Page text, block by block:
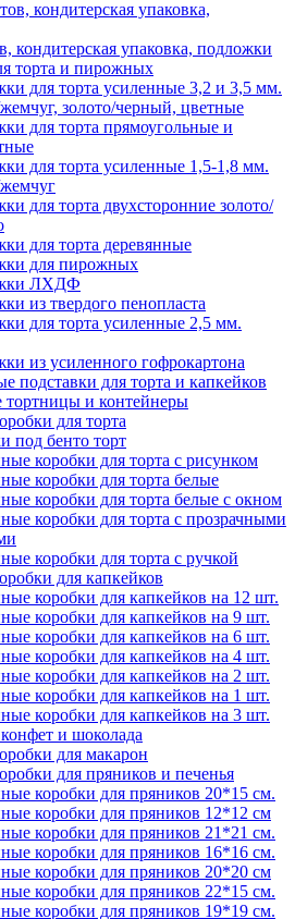
кондитерская упаковка, подложки
торта и пирожных
для торта усиленные 3,2 и 3,5 мм.
золото/черный, цветные
для торта прямоугольные и
для торта усиленные 1,5-1,8 мм.
для торта двухсторонние золото/
для торта деревянные
для пирожных
ЛХДФ
из твердого пенопласта
для торта усиленные 2,5 мм.
из усиленного гофрокартона
подставки для торта и капкейков
тортницы и контейнеры
для торта
под бенто торт
коробки для торта с рисунком
коробки для торта белые
коробки для торта белые с окном
коробки для торта с прозрачными
коробки для торта с ручкой
для капкейков
коробки для капкейков на 12 шт.
коробки для капкейков на 9 шт.
коробки для капкейков на 6 шт.
коробки для капкейков на 4 шт.
коробки для капкейков на 2 шт.
коробки для капкейков на 1 шт.
коробки для капкейков на 3 шт.
и шоколада
для макарон
для пряников и печенья
коробки для пряников 20*15 см.
коробки для пряников 12*12 см
коробки для пряников 21*21 см.
коробки для пряников 16*16 см.
коробки для пряников 20*20 см
коробки для пряников 22*15 см.
коробки для пряников 19*19 см.